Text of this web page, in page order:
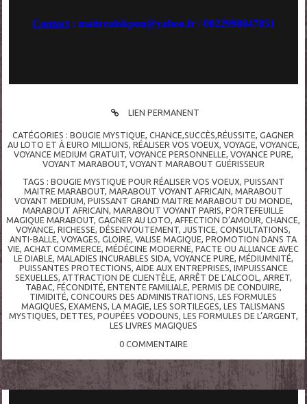
Contact: maitrealokpon@yahoo.fr / 0022998847851
LIEN PERMANENT
CATÉGORIES :BOUGIE MYSTIQUE,CHANCE,SUCCÈS,RÉUSSITE,GAGNER
AU LOTO ET À EURO MILLIONS, RÉALISER VOS VOEUX, VOYAGE, VOYANCE,
VOYANCE MEDIUM GRATUIT, VOYANCE PERSONNELLE, VOYANCE PURE,
VOYANT MARABOUT, VOYANT MARABOUT GUÉRISSEUR
TAGS : BOUGIE MYSTIQUE POUR RÉALISER VOS VOEUX, PUISSANT
MAITRE MARABOUT, MARABOUT VOYANT AFRICAIN, MARABOUT
VOYANT MEDIUM, PUISSANT GRAND MAITRE MARABOUT DU MONDE,
MARABOUT AFRICAIN,MARABOUT VOYANT PARIS,PORTEFEUILLE
MAGIQUE MARABOUT,GAGNER AU LOTO,AFFECTION D’AMOUR,CHANCE,
VOYANCE,RICHESSE,DÉSENVOUTEMENT,JUSTICE,CONSULTATIONS,
ANTI-BALLE,VOYAGES,GLOIRE,VALISE MAGIQUE,PROMOTION DANS TA
VIE,ACHAT COMMERCE,MÉDÉCINE MODERNE,PACTE OU ALLIANCE AVEC
LE DIABLE, MALADIES INCURABLES SIDA, VOYANCE PURE, MÉDIUMNITÉ,
PUISSANTES PROTECTIONS, AIDE AUX ENTREPRISES, IMPUISSANCE
SEXUELLES, ATTRACTION DE CLIENTÈLE, ARRÊT DE L’ALCOOL , ARRET,
TABAC, FÉCONDITÉ, ENTENTE FAMILIALE, PERMIS DE CONDUIRE,
TIMIDITÉ,CONCOURS DES ADMINISTRATIONS,LES FORMULES
MAGIQUES,EXAMENS,LA MAGIE,LES SORTILEGES,LES TALISMANS
MYSTIQUES, DETTES, POUPÉES VODOUNS, LES FORMULES DE L’ARGENT,
LES LIVRES MAGIQUES
0 COMMENTAIRE